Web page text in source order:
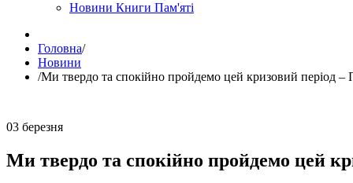
Новини Книги Пам'яті
Головна/
Новини
/Ми твердо та спокійно пройдемо цей кризовий період
03 березня
Ми твердо та спокійно пройдемо цей